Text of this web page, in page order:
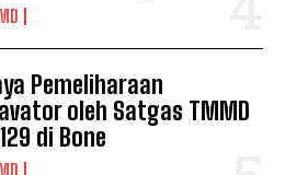
Pemeliharaan
oleh Satgas TMMD
di Bone